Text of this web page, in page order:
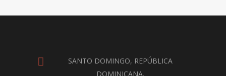
SANTO DOMINGO, REPÚBLICA
DOMINICANA.